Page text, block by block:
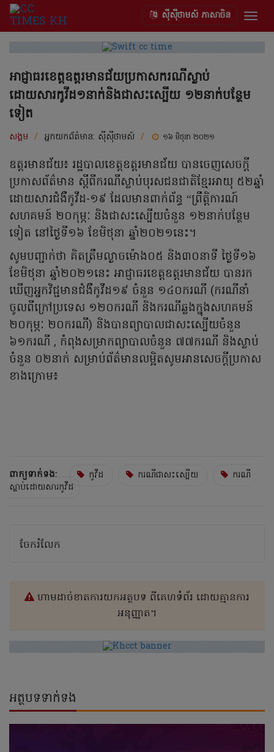
ស៊ីស៊ីថាមស៍ ភាសាចិន
អាជ្ញាធរខេត្តឧត្តរមានជ័យប្រកាសករណីស្លាប់
ដោយសារកូវីដ១នាក់និងជាសះស្បើយ ១២នាក់បន្ថែម
ទៀត
សង្គម / អ្នកយកព័ត៌មាន: ស៊ីស៊ីថាមស៍ / ១៦ មិថុនា ២០២១
ឧត្តរមានជ័យ៖ រដ្ឋបាលខេត្តឧត្តរមានជ័យ បានចេញសេចក្ដី
ប្រកាសព័ត៌មាន ស្ដីពីករណីស្លាប់បុរសជនជាតិខ្មែរអាយុ ៥២ឆ្នាំ
ដោយសារជំងឺកូវីដ-១៩ ដែលមានពាក់ព័ន្ធ “ព្រឹត្តិការណ៍
សហគមន៍ ២០កុម្ភៈ និងជាសះស្បើយចំនួន ១២នាក់បន្ថែម
ទៀត នៅថ្ងៃទី១៦ ខែមិថុនា ឆ្នាំ២០២១នេះ។
សូមបញ្ជាក់ថា គិតត្រឹមល្ងាចម៉ោង០៥ និង៣០នាទី ថ្ងៃទី១៦
ខែមិថុនា ឆ្នាំ២០២១នេះ អាជ្ញាធរខេត្តឧត្តរមានជ័យ បានរក
ឃើញអ្នកវិជ្ជមានជំងឺកូវីដ១៩ ចំនួន ១៤០ករណី (ករណីនាំ
ចូលពីក្រៅប្រទេស ១២០ករណី និងករណីឆ្លងក្នុងសហគមន៍
២០កុម្ភៈ ២០ករណី) និងបានព្យាបាលជាសះស្បើយចំនួន
៦១ករណី , កំពុងសម្រាកព្យាបាលចំនួន ៧៧ករណី និងស្លាប់
ចំនួន ០២នាក់ សម្រាប់ព័ត៌មានលម្អិតសូមអានសេចក្ដីប្រកាស
ខាងក្រោម៖​
ពាក្យទាក់ទង: កូវីដ ករណីជាសះស្បើយ
ករណី
ស្លាប់ដោយសារកូវីដ
ចែករំលែក
ហាមដាច់ខាតការយកអត្ថបទ ពីគេហទំព័រ ដោយគ្មានការ
អនុញ្ញាត។
អត្ថបទទាក់ទង